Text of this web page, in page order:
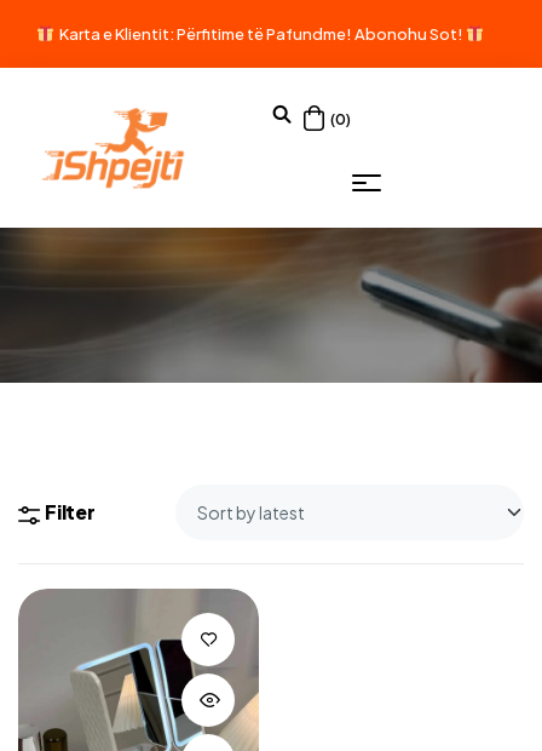
Karta e Klientit: Përfitime të Pafundme! Abonohu Sot!
(0)
Filter